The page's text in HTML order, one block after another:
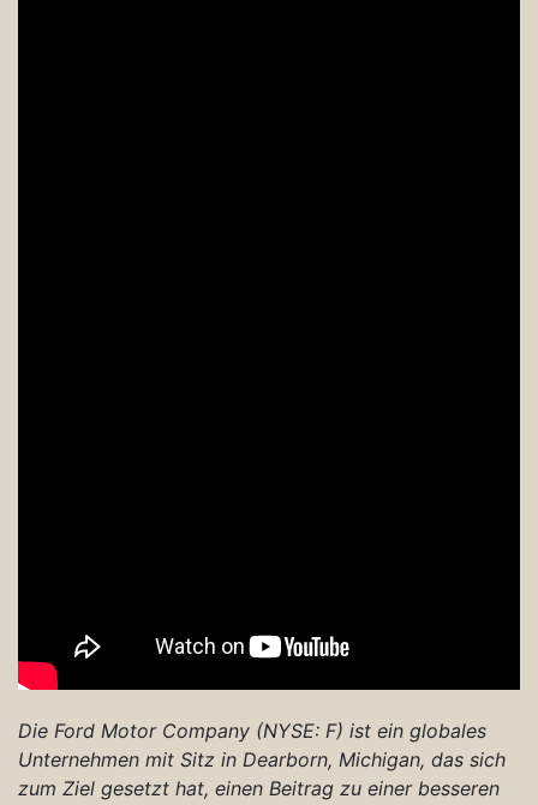
Die Ford Motor Company (NYSE: F) ist ein globales
Unternehmen mit Sitz in Dearborn, Michigan, das sich
zum Ziel gesetzt hat, einen Beitrag zu einer besseren